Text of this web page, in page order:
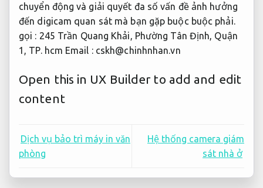
chuyển động và giải quyết đa số vấn đề ảnh hưởng
đến digicam quan sát mà bạn gặp buộc buộc phải.
gọi : 245 Trần Quang Khải, Phường Tân Định, Quận
1, TP. hcm Email : cskh@chinhnhan.vn
Open this in UX Builder to add and edit
content
Dịch vụ bảo trì máy in văn
phòng
Hệ thống camera giám
sát nhà ở